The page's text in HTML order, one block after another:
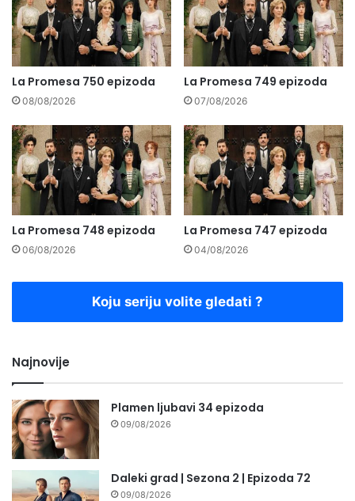
La Promesa 750 epizoda
08/08/2026
La Promesa 749 epizoda
07/08/2026
La Promesa 748 epizoda
06/08/2026
La Promesa 747 epizoda
04/08/2026
Koju seriju volite gledati ?
Najnovije
Plamen ljubavi 34 epizoda
09/08/2026
Daleki grad | Sezona 2 | Epizoda 72
09/08/2026